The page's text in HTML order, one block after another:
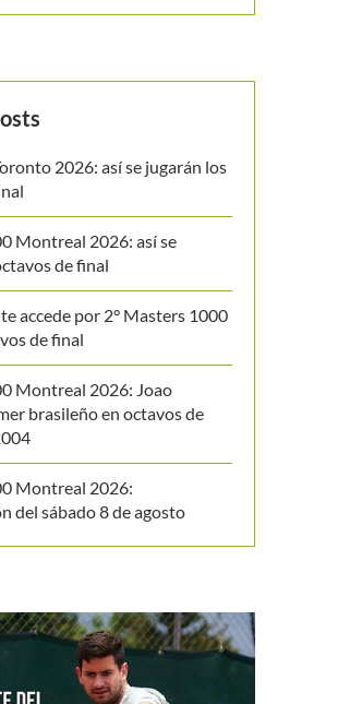
2026: así se jugarán los
Montreal 2026: así se
de final
accede por 2° Masters 1000
de final
Montreal 2026: Joao
brasileño en octavos de
Montreal 2026:
del sábado 8 de agosto